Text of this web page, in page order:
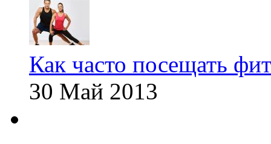
Как часто посещать
30 Май 2013